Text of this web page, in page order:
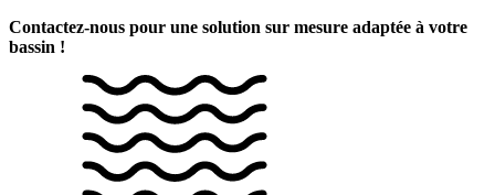
Contactez-nous pour une solution sur mesure adaptée à votre
bassin !